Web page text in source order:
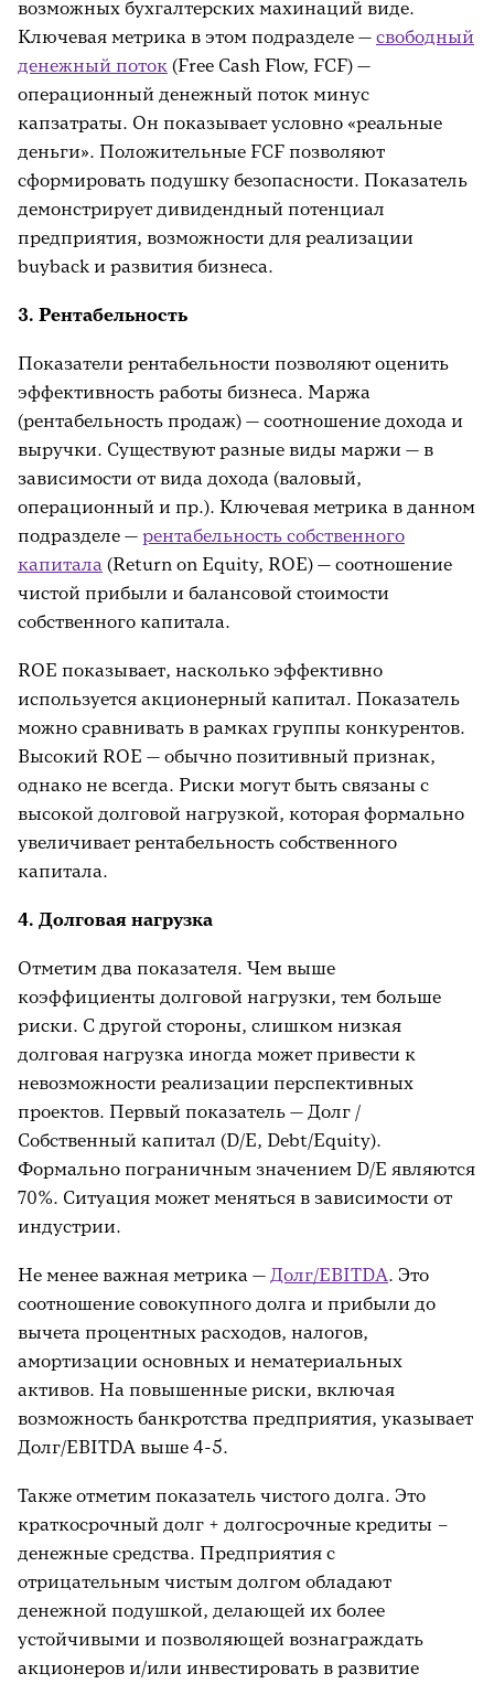
возможных бухгалтерских махинаций виде.
Ключевая метрика в этом подразделе — свободный
денежный поток (Free Cash Flow, FCF) —
операционный денежный поток минус
капзатраты. Он показывает условно «реальные
деньги». Положительные FCF позволяют
сформировать подушку безопасности. Показатель
демонстрирует дивидендный потенциал
предприятия, возможности для реализации
buyback и развития бизнеса.
3. Рентабельность
Показатели рентабельности позволяют оценить
эффективность работы бизнеса. Маржа
(рентабельность продаж) — соотношение дохода и
выручки. Существуют разные виды маржи — в
зависимости от вида дохода (валовый,
операционный и пр.). Ключевая метрика в данном
подразделе — рентабельность собственного
капитала (Return on Equity, ROE) — соотношение
чистой прибыли и балансовой стоимости
собственного капитала.
ROE показывает, насколько эффективно
используется акционерный капитал. Показатель
можно сравнивать в рамках группы конкурентов.
Высокий ROE — обычно позитивный признак,
однако не всегда. Риски могут быть связаны с
высокой долговой нагрузкой, которая формально
увеличивает рентабельность собственного
капитала.
4. Долговая нагрузка
Отметим два показателя. Чем выше
коэффициенты долговой нагрузки, тем больше
риски. С другой стороны, слишком низкая
долговая нагрузка иногда может привести к
невозможности реализации перспективных
проектов. Первый показатель — Долг /
Собственный капитал (D/E, Debt/Equity).
Формально пограничным значением D/E являются
70%. Ситуация может меняться в зависимости от
индустрии.
Не менее важная метрика — Долг/EBITDA. Это
соотношение совокупного долга и прибыли до
вычета процентных расходов, налогов,
амортизации основных и нематериальных
активов. На повышенные риски, включая
возможность банкротства предприятия, указывает
Долг/EBITDA выше 4-5.
Также отметим показатель чистого долга. Это
краткосрочный долг + долгосрочные кредиты –
денежные средства. Предприятия с
отрицательным чистым долгом обладают
денежной подушкой, делающей их более
устойчивыми и позволяющей вознаграждать
акционеров и/или инвестировать в развитие